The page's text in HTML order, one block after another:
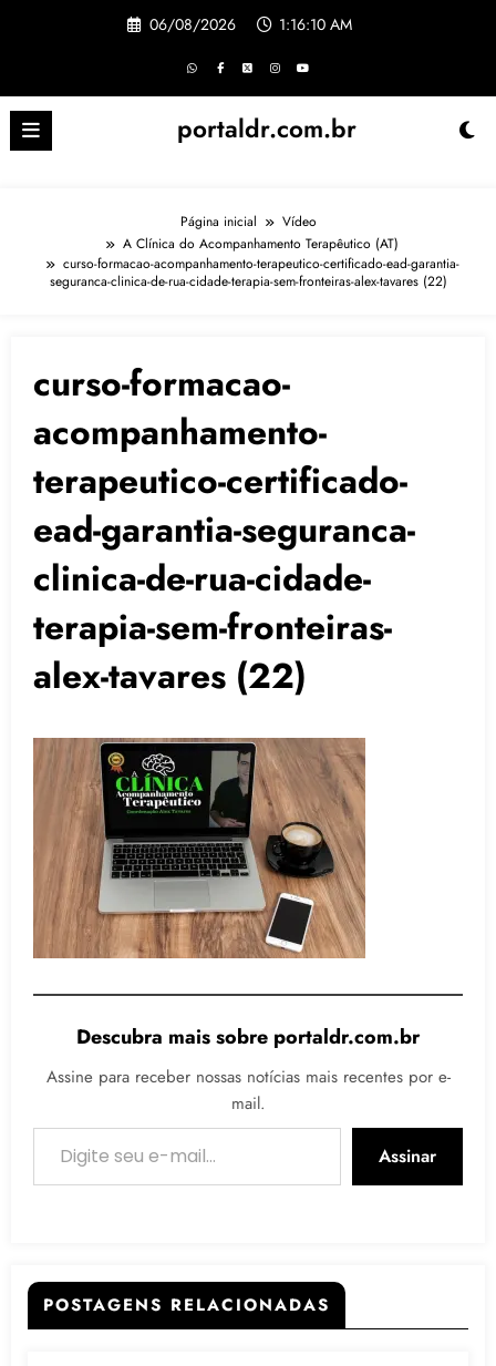
06/08/2026 1:16:11 AM
portaldr.com.br
Página inicial
Vídeo
A Clínica do Acompanhamento Terapêutico (AT)
curso-formacao-acompanhamento-terapeutico-certificado-ead-garantia-
seguranca-clinica-de-rua-cidade-terapia-sem-fronteiras-alex-tavares (22)
curso-formacao-
acompanhamento-
terapeutico-certificado-
ead-garantia-seguranca-
clinica-de-rua-cidade-
terapia-sem-fronteiras-
alex-tavares (22)
Descubra mais sobre portaldr.com.br
Assine para receber nossas notícias mais recentes por e-
mail.
Digite seu e-mail…
Assinar
POSTAGENS RELACIONADAS